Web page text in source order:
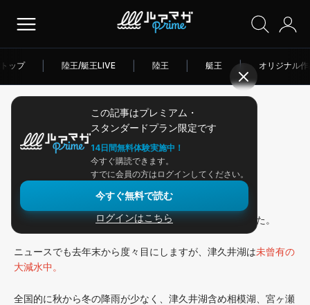
トップ 陸王/艇王LIVE 陸王 艇王 | オリジナル
この記事はプレミアム・
スタンダードプラン限定です
14日間無料体験実施中！
今すぐ購読できます。
すでに会員の方はログインしてください。
今すぐ無料で読む
ログインはこちら
アングラー連載
特大減水中の津久井湖釣行
週明けはオリキンちゃんねるで津久井湖 に行ってきました。
ニュースでも去年末から度々目にしますが、津久井湖は未曾有の
大減水中。
全国的に秋から冬の降雨が少なく、津久井湖含め相模湖、宮ヶ瀬